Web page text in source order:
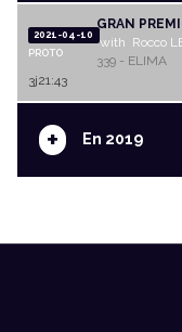
2021-04-10
PROTO
GRAN
with Rocco
339 - ELIMA
3j21:43
+ En 2019